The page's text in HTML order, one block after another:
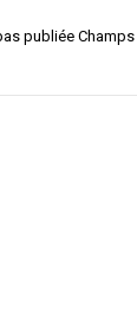
publiée